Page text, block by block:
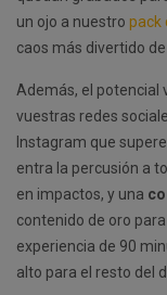
un ojo a nuestro pack
caos más divertido de
Además, el potencial
vuestras redes
Instagram que
entra la percusión a
en impactos, y una
contenido de oro
experiencia de 90
alto para el resto del